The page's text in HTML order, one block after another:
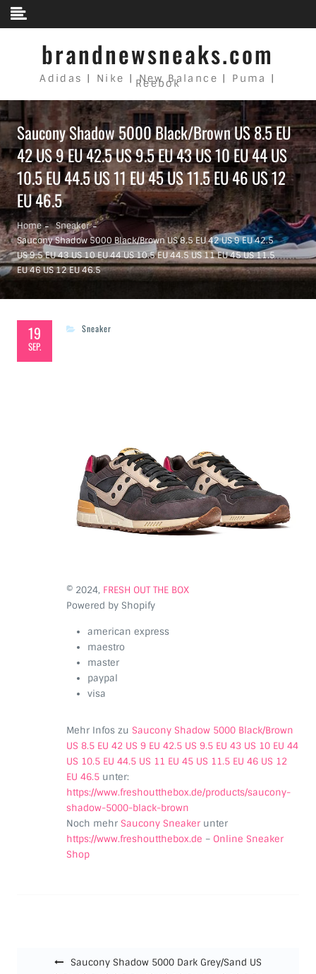
Skip to content
brandnewsneaks.com
Adidas | Nike | New Balance | Puma |
Reebok
Saucony Shadow 5000 Black/Brown US 8.5 EU
42 US 9 EU 42.5 US 9.5 EU 43 US 10 EU 44 US
10.5 EU 44.5 US 11 EU 45 US 11.5 EU 46 US 12
EU 46.5
Home
Sneaker
Saucony Shadow 5000 Black/Brown US 8.5 EU 42 US 9 EU 42.5
US 9.5 EU 43 US 10 EU 44 US 10.5 EU 44.5 US 11 EU 45 US 11.5
EU 46 US 12 EU 46.5
19
SEP.
Sneaker
© 2024, FRESH OUT THE BOX
Powered by Shopify
american express
maestro
master
paypal
visa
Mehr Infos zu Saucony Shadow 5000 Black/Brown
US 8.5 EU 42 US 9 EU 42.5 US 9.5 EU 43 US 10 EU 44
US 10.5 EU 44.5 US 11 EU 45 US 11.5 EU 46 US 12
EU 46.5 unter:
https://www.freshoutthebox.de/products/saucony-
shadow-5000-black-brown
Noch mehr Saucony Sneakerunter
https://www.freshoutthebox.de – Online Sneaker
Shop
Saucony Shadow 5000 Dark Grey/Sand US